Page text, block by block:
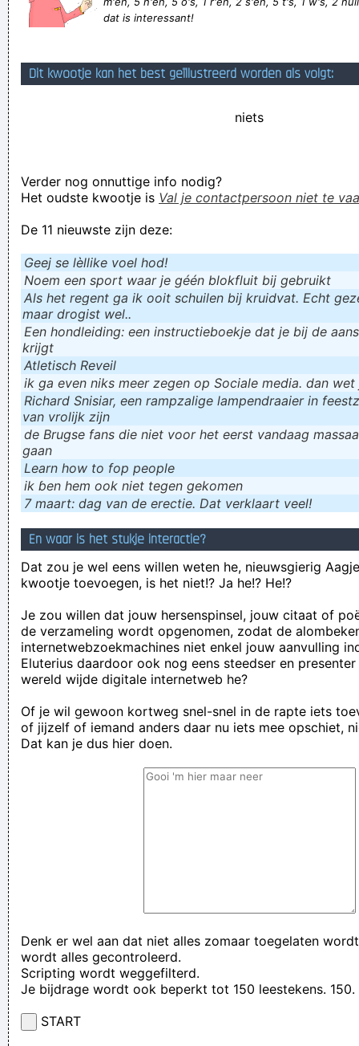
@FREnkhuizen Laat dat domme mens lullen. Dat is volgens
Het is niet omdat ik zwijg dat je gelijk hebt. Ik heb gewoon
Voor de nieuwsgierigen en voor u mijn foto's, zijn hier een
Verknoei je tijd op een nuttige manier!
dat is interessant!
Dit kwootje kan het best geïllustreerd worden als volgt:
niets
Verder nog onnuttige info nodig?
Het oudste kwootje is Val je contactpersoon niet te
De 11 nieuwste zijn deze:
Geej se lèllike voel hod!
Noem een sport waar je géén blokfluit bij gebruikt
Als het regent ga ik ooit schuilen bij kruidvat. Echt
maar drogist wel..
Een hondleiding: een instructieboekje dat je bij de
krijgt
Atletisch Reveil
ik ga even niks meer zegen op Sociale media. dan
Richard Snisiar, een rampzalige lampendraaier in
van vrolijk zijn
de Brugse fans die niet voor het eerst vandaag
gaan
Learn how to fop people
ik ɓen hem ook niet tegen gekomen
7 maart: dag van de erectie. Dat verklaart veel!
En waar is het stukje interactie?
Dat zou je wel eens willen weten he, nieuwsgierig
kwootje toevoegen, is het niet!? Ja he!? He!?
Je zou willen dat jouw hersenspinsel, jouw citaat of
de verzameling wordt opgenomen, zodat de
internetwebzoekmachines niet enkel jouw aanvulling
Eluterius daardoor ook nog eens steedser en
wereld wijde digitale internetweb he?
Of je wil gewoon kortweg snel-snel in de rapte iets
of jijzelf of iemand anders daar nu iets mee opschiet,
Dat kan je dus hier doen.
Denk er wel aan dat niet alles zomaar toegelaten
wordt alles gecontroleerd.
Scripting wordt weggefilterd.
Je bijdrage wordt ook beperkt tot 150 leestekens. 150.
START